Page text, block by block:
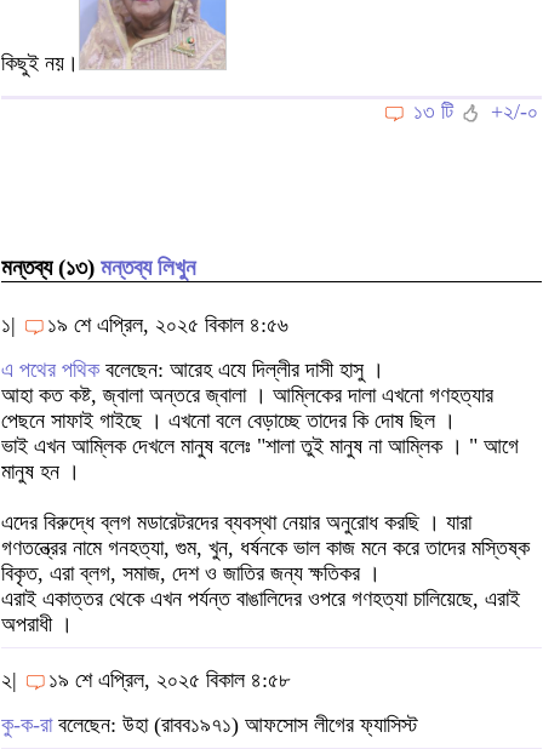
কিছুই নয়।
১৩ টি
+২/-০
মন্তব্য (১৩) মন্তব্য লিখুন
১|
১৯ শে এপ্রিল, ২০২৫ বিকাল ৪:৫৬
এ পথের পথিকবলেছেন: আরেহ এযে দিল্লীর দাসী হাসু ।
আহা কত কষ্ট, জ্বালা অন্তরে জ্বালা । আম্লিকের দালা এখনো গণহত্যার
পেছনে সাফাই গাইছে । এখনো বলে বেড়াচ্ছে তাদের কি দোষ ছিল ।
ভাই এখন আম্লিক দেখলে মানুষ বলেঃ "শালা তুই মানুষ না আম্লিক । " আগে
মানুষ হন ।
এদের বিরুদ্ধে ব্লগ মডারেটরদের ব্যবস্থা নেয়ার অনুরোধ করছি । যারা
গণতন্ত্রের নামে গনহত্যা, গুম, খুন, ধর্ষনকে ভাল কাজ মনে করে তাদের মস্তিষ্ক
বিকৃত, এরা ব্লগ, সমাজ, দেশ ও জাতির জন্য ক্ষতিকর ।
এরাই একাত্তর থেকে এখন পর্যন্ত বাঙালিদের ওপরে গণহত্যা চালিয়েছে, এরাই
অপরাধী ।
২|
১৯ শে এপ্রিল, ২০২৫ বিকাল ৪:৫৮
কু-ক-রাবলেছেন: উহা (রাবব১৯৭১) আফসোস লীগের ফ্যাসিস্ট